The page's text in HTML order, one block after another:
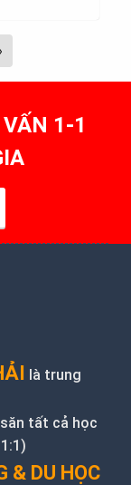
1-1
là trung
săn tất cả học
& DU HỌC